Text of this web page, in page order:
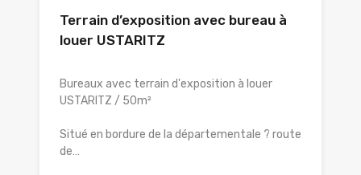
Terrain d’exposition avec bureau à
louer USTARITZ
Bureaux avec terrain d'exposition à louer
USTARITZ / 50m²
Situé en bordure de la départementale ? route
de…